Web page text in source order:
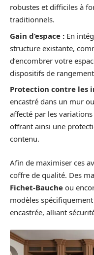
robustes et difficiles à
traditionnels.
Gain d’espace : En
structure existante,
d’encombrer votre
dispositifs de
Protection contre les
encastré dans un mur
affecté par les
offrant ainsi une
contenu.
Afin de maximiser ces
coffre de qualité. Des
Fichet-Bauche ou
modèles
encastrée, alliant